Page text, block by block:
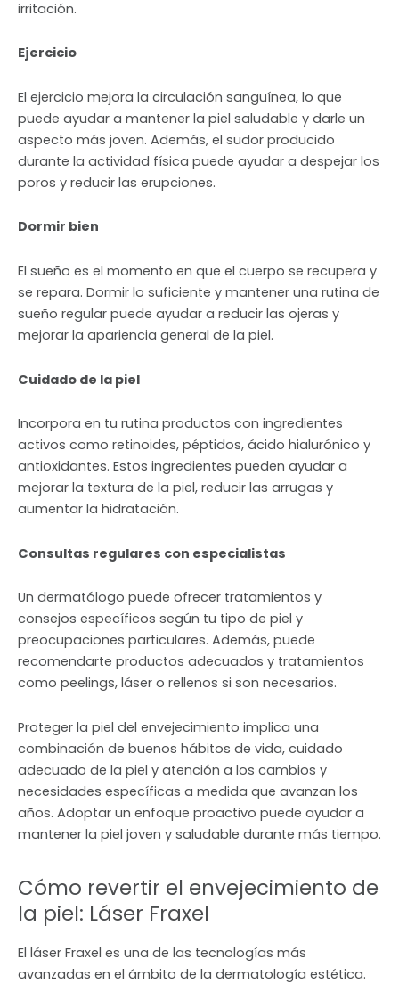
irritación.
Ejercicio
El ejercicio mejora la circulación sanguínea, lo que
puede ayudar a mantener la piel saludable y darle un
aspecto más joven. Además, el sudor producido
durante la actividad física puede ayudar a despejar los
poros y reducir las erupciones.
Dormir bien
El sueño es el momento en que el cuerpo se recupera y
se repara. Dormir lo suficiente y mantener una rutina de
sueño regular puede ayudar a reducir las ojeras y
mejorar la apariencia general de la piel.
Cuidado de la piel
Incorpora en tu rutina productos con ingredientes
activos como retinoides, péptidos, ácido hialurónico y
antioxidantes. Estos ingredientes pueden ayudar a
mejorar la textura de la piel, reducir las arrugas y
aumentar la hidratación.
Consultas regulares con especialistas
Un dermatólogo puede ofrecer tratamientos y
consejos específicos según tu tipo de piel y
preocupaciones particulares. Además, puede
recomendarte productos adecuados y tratamientos
como peelings, láser o rellenos si son necesarios.
Proteger la piel del envejecimiento implica una
combinación de buenos hábitos de vida, cuidado
adecuado de la piel y atención a los cambios y
necesidades específicas a medida que avanzan los
años. Adoptar un enfoque proactivo puede ayudar a
mantener la piel joven y saludable durante más tiempo.
Cómo revertir el envejecimiento de
la piel: Láser Fraxel
El láser Fraxel es una de las tecnologías más
avanzadas en el ámbito de la dermatología estética.